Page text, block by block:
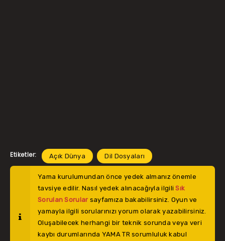
Etiketler: Açık Dünya Dil Dosyaları
Yama kurulumundan önce yedek almanız önemle
tavsiye edilir. Nasıl yedek alınacağıyla ilgiliSık
Sorulan Sorular sayfamıza bakabilirsiniz. Oyun ve
yamayla ilgili sorularınızı yorum olarak yazabilirsiniz.
Oluşabilecek herhangi bir teknik sorunda veya veri
kaybı durumlarında YAMA TR sorumluluk kabul